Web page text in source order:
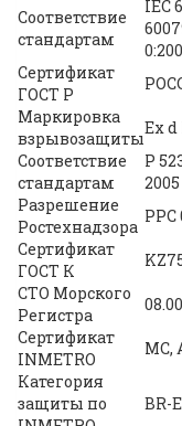
Соответствие
стандартам
IEC
Сертификат
ГОСТ Р
Маркировка
взрывозащиты
Ex d
Соответствие
стандартам
P
2005
Разрешение
Ростехнадзора
Сертификат
ГОСТ К
СТО Морского
Регистра
Сертификат
INMETRO
MC,
Категория
защиты по
BR-